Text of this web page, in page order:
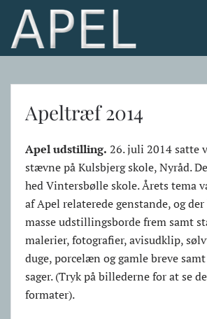
Skip to main content
Apeltræf 2014
Apel udstilling. 26. juli 2014 satte
stævne på Kulsbjerg skole, Nyråd.
hed Vintersbølle skole. Årets tema
af Apel relaterede genstande, og
masse udstillingsborde frem samt
malerier, fotografier, avisudklip,
duge, porcelæn og gamle breve
sager. (Tryk på billederne for at se
formater).